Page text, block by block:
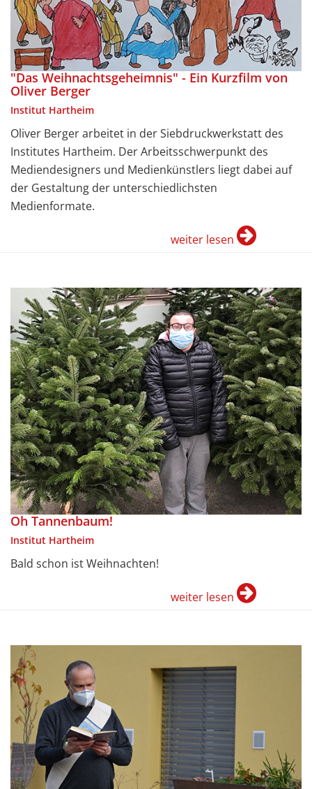
"Das Weihnachtsgeheimnis" - Ein Kurzfilm von
Oliver Berger
Institut Hartheim
Oliver Berger arbeitet in der Siebdruckwerkstatt des
Institutes Hartheim. Der Arbeitsschwerpunkt des
Mediendesigners und Medienkünstlers liegt dabei auf
der Gestaltung der unterschiedlichsten
Medienformate.
weiter lesen
Oh Tannenbaum!
Institut Hartheim
Bald schon ist Weihnachten!
weiter lesen